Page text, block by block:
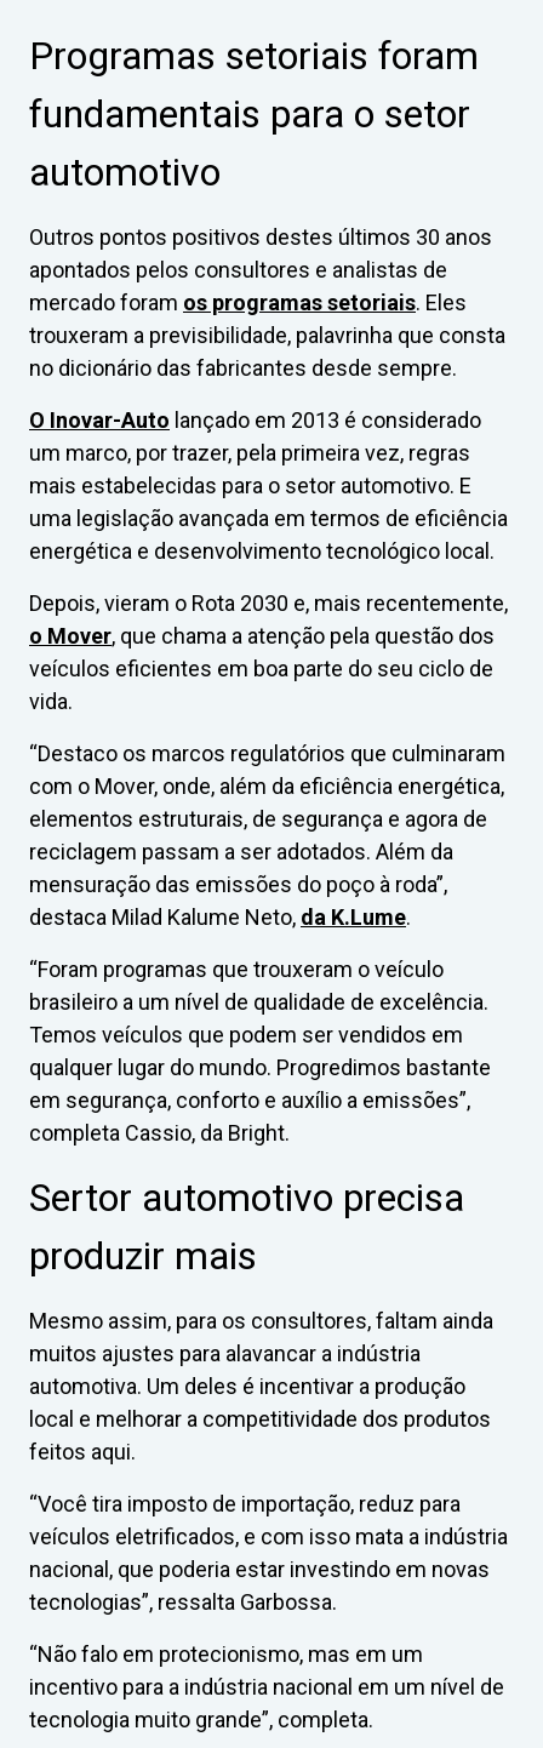
Programas setoriais foram
fundamentais para o setor
automotivo
Outros pontos positivos destes últimos 30 anos
apontados pelos consultores e analistas de
mercado foram os programas setoriais. Eles
trouxeram a previsibilidade, palavrinha que consta
no dicionário das fabricantes desde sempre.
O Inovar-Auto lançado em 2013 é considerado
um marco, por trazer, pela primeira vez, regras
mais estabelecidas para o setor automotivo. E
uma legislação avançada em termos de eficiência
energética e desenvolvimento tecnológico local.
Depois, vieram o Rota 2030 e, mais recentemente,
o Mover, que chama a atenção pela questão dos
veículos eficientes em boa parte do seu ciclo de
vida.
“Destaco os marcos regulatórios que culminaram
com o Mover, onde, além da eficiência energética,
elementos estruturais, de segurança e agora de
reciclagem passam a ser adotados. Além da
mensuração das emissões do poço à roda”,
destaca Milad Kalume Neto, da K.Lume.
“Foram programas que trouxeram o veículo
brasileiro a um nível de qualidade de excelência.
Temos veículos que podem ser vendidos em
qualquer lugar do mundo. Progredimos bastante
em segurança, conforto e auxílio a emissões”,
completa Cassio, da Bright.
Sertor automotivo precisa
produzir mais
Mesmo assim, para os consultores, faltam ainda
muitos ajustes para alavancar a indústria
automotiva. Um deles é incentivar a produção
local e melhorar a competitividade dos produtos
feitos aqui.
“Você tira imposto de importação, reduz para
veículos eletrificados, e com isso mata a indústria
nacional, que poderia estar investindo em novas
tecnologias”, ressalta Garbossa.
“Não falo em protecionismo, mas em um
incentivo para a indústria nacional em um nível de
tecnologia muito grande”, completa.